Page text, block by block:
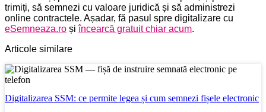
trimiți, să semnezi cu valoare juridică și să administrezi
online contractele. Așadar, fă pasul spre digitalizare cu
eSemneaza.ro șiîncearcă gratuit chiar acum.
Articole similare
Digitalizarea SSM: ce permite legea și cum semnezi fișele electronic